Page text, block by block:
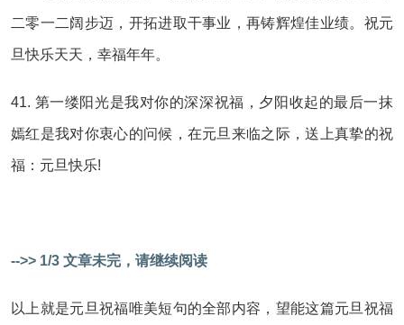
二零一二阔步迈，开拓进取干事业，再铸辉煌佳业绩。祝元
旦快乐天天，幸福年年。
41. 第一缕阳光是我对你的深深祝福，夕阳收起的最后一抹
嫣红是我对你衷心的问候，在元旦来临之际，送上真挚的祝
福：元旦快乐!
-->> 1/3 文章未完，请继续阅读
以上就是元旦祝福唯美短句的全部内容，望能这篇元旦祝福